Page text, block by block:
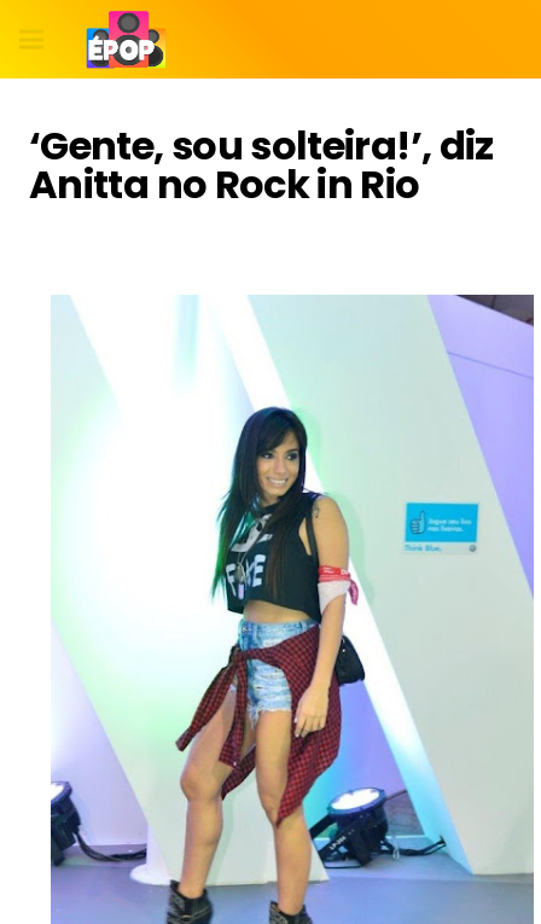
‘Gente, sou solteira!’, diz
Anitta no Rock in Rio